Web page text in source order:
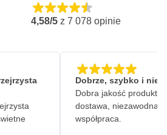
4,58/5 z 7 078 opinie
Dobrze, szybko i
Dobra jakość
dostawa, niezawodna
współpraca.